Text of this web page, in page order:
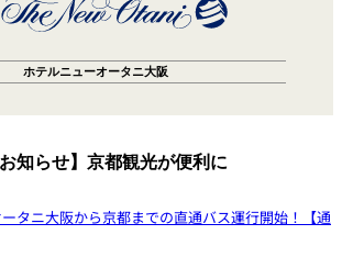
ホテルニューオータニ大阪
知らせ】京都観光が便利に
タニ大阪から京都までの直通バス運行開始！【通